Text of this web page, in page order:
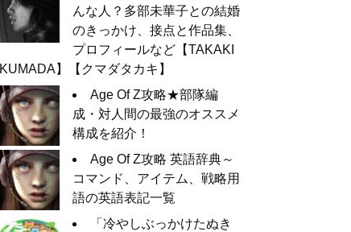
んな人？多部未華子との結婚
のきっかけ、接点と作品集、
プロフィールなど【TAKAKI
KUMADA】【クマダタカキ】
Age Of Z攻略★部隊編
成・対人間の最強のオススメ
構成を紹介！
Age Of Z攻略 英語辞典～
コマンド、アイテム、戦略用
語の英語表記一覧
「冷やしぶっかけたぬき